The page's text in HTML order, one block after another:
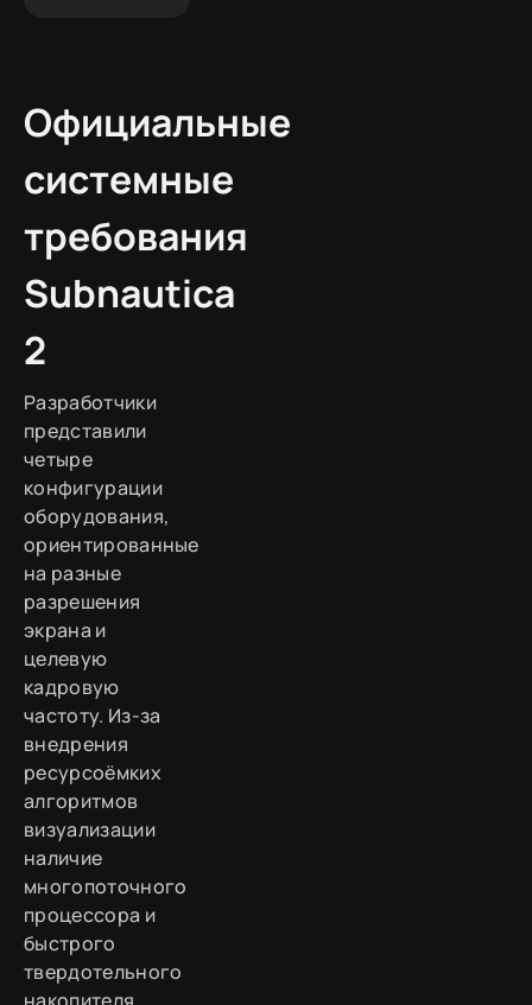
Официальные
системные
требования
Subnautica
2
Разработчики
представили
четыре
конфигурации
оборудования,
ориентированные
на разные
разрешения
экрана и
целевую
кадровую
частоту. Из-за
внедрения
ресурсоёмких
алгоритмов
визуализации
наличие
многопоточного
процессора и
быстрого
твердотельного
накопителя